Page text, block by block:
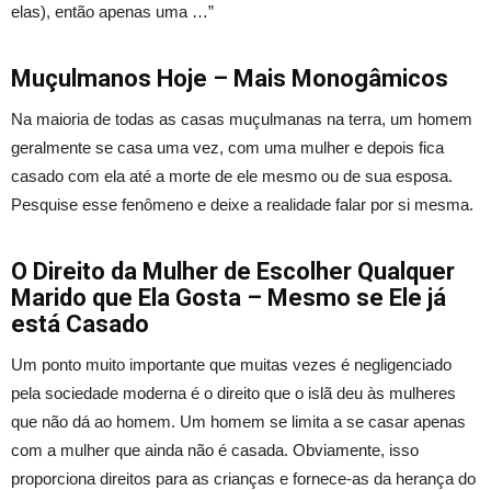
elas), então apenas uma …”
Muçulmanos Hoje – Mais Monogâmicos
Na maioria de todas as casas muçulmanas na terra, um homem
geralmente se casa uma vez, com uma mulher e depois fica
casado com ela até a morte de ele mesmo ou de sua esposa.
Pesquise esse fenômeno e deixe a realidade falar por si mesma.
O Direito da Mulher de Escolher Qualquer
Marido que Ela Gosta – Mesmo se Ele já
está Casado
Um ponto muito importante que muitas vezes é negligenciado
pela sociedade moderna é o direito que o islã deu às mulheres
que não dá ao homem. Um homem se limita a se casar apenas
com a mulher que ainda não é casada. Obviamente, isso
proporciona direitos para as crianças e fornece-as da herança do